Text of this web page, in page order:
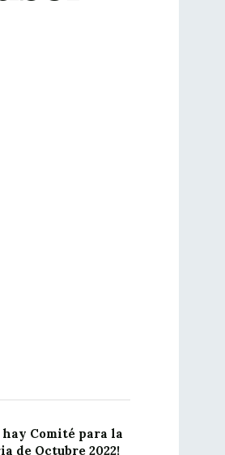
hay Comité para la
de Octubre 2022!